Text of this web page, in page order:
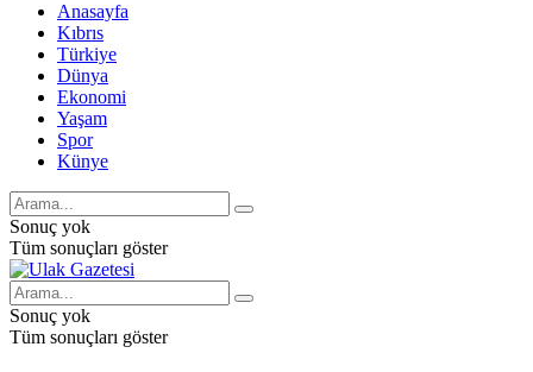
Anasayfa
Kıbrıs
Türkiye
Dünya
Ekonomi
Yaşam
Spor
Künye
Sonuç yok
Tüm sonuçları göster
Sonuç yok
Tüm sonuçları göster